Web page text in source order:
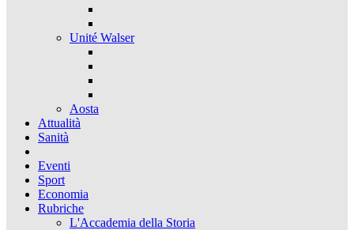
Unité Walser
Aosta
Attualità
Sanità
Eventi
Sport
Economia
Rubriche
L'Accademia della Storia